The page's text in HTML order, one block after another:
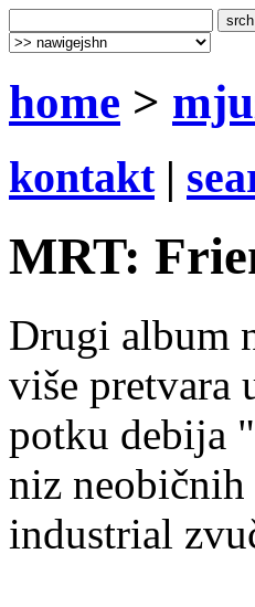
home >
kontakt|
MRT:
Drugi album
više pretvara
potku debija
niz
industrial